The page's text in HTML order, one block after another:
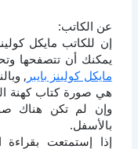
عن الكاتب:
إن للكاتب مايكل
يمكنك أن تتصفحها
مايكل كولينز بايبر ,
هي صورة كتاب كهنة
وإن لم تكن هناك
بالأسفل.
إذا إستمتعت